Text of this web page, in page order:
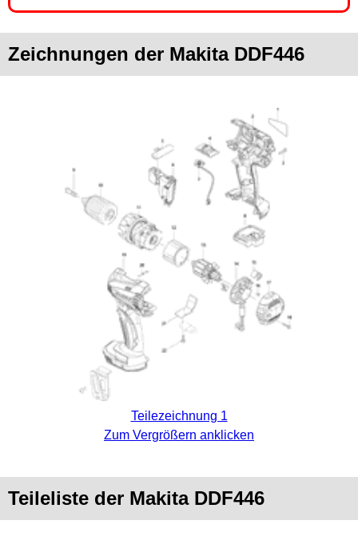
Zeichnungen der Makita DDF446
Teilezeichnung 1
Zum Vergrößern anklicken
Teileliste der Makita DDF446